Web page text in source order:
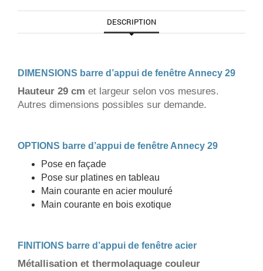
DESCRIPTION
DIMENSIONS barre d’appui de fenêtre Annecy 29
Hauteur 29 cm et largeur selon vos mesures.
Autres dimensions possibles sur demande.
OPTIONS barre d’appui de fenêtre Annecy 29
Pose en façade
Pose sur platines en tableau
Main courante en acier mouluré
Main courante en bois exotique
FINITIONS barre d’appui de fenêtre acier
Métallisation et thermolaquage couleur